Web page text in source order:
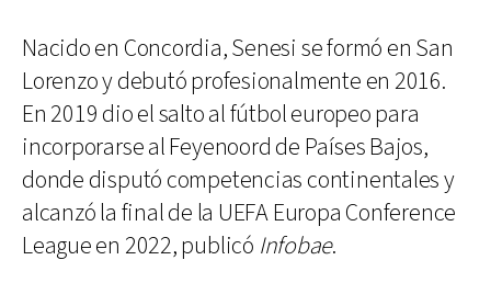
Nacido en Concordia, Senesi se formó en San
Lorenzo y debutó profesionalmente en 2016.
En 2019 dio el salto al fútbol europeo para
incorporarse al Feyenoord de Países Bajos,
donde disputó competencias continentales y
alcanzó la final de la UEFA Europa Conference
League en 2022, publicó Infobae.